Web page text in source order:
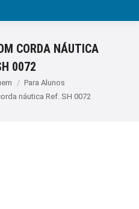
CORDA NÁUTICA
0072
Para Alunos
náutica Ref. SH 0072